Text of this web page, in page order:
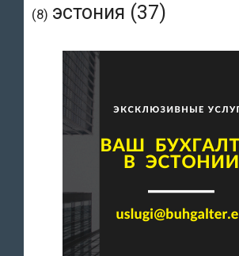
(8) эстония (37)